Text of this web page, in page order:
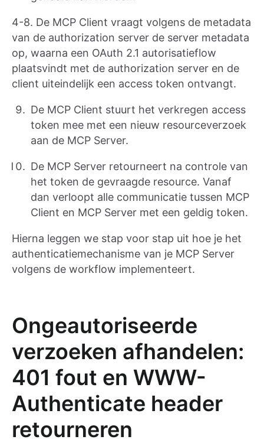
4-8. De MCP Client vraagt volgens de metadata
van de authorization server de server metadata
op, waarna een OAuth 2.1 autorisatieflow
plaatsvindt met de authorization server en de
client uiteindelijk een access token ontvangt.
De MCP Client stuurt het verkregen access
token mee met een nieuw resourceverzoek
aan de MCP Server.
De MCP Server retourneert na controle van
het token de gevraagde resource. Vanaf
dan verloopt alle communicatie tussen MCP
Client en MCP Server met een geldig token.
Hierna leggen we stap voor stap uit hoe je het
authenticatiemechanisme van je MCP Server
volgens de workflow implementeert.
Ongeautoriseerde
verzoeken afhandelen:
401 fout en WWW-
Authenticate header
retourneren